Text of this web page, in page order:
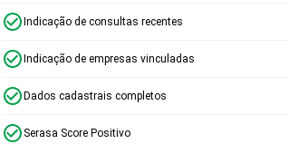
Indicação de consultas recentes
Indicação de empresas vinculadas
Dados cadastrais completos
Serasa Score Positivo